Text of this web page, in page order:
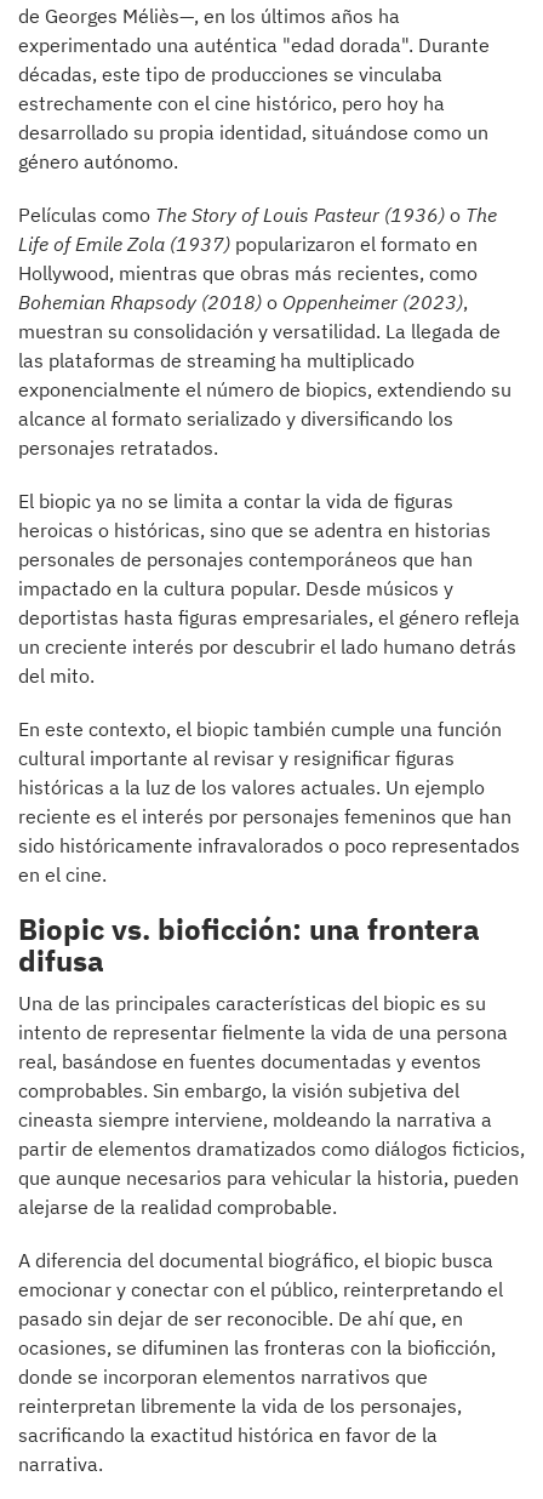
de Georges Méliès—, en los últimos años ha
experimentado una auténtica "edad dorada". Durante
décadas, este tipo de producciones se vinculaba
estrechamente con el cine histórico, pero hoy ha
desarrollado su propia identidad, situándose como un
género autónomo.
Películas como The Story of Louis Pasteur (1936) o The
Life of Emile Zola (1937) popularizaron el formato en
Hollywood, mientras que obras más recientes, como
Bohemian Rhapsody (2018) o Oppenheimer (2023),
muestran su consolidación y versatilidad. La llegada de
las plataformas de streaming ha multiplicado
exponencialmente el número de biopics, extendiendo su
alcance al formato serializado y diversificando los
personajes retratados.
El biopic ya no se limita a contar la vida de figuras
heroicas o históricas, sino que se adentra en historias
personales de personajes contemporáneos que han
impactado en la cultura popular. Desde músicos y
deportistas hasta figuras empresariales, el género refleja
un creciente interés por descubrir el lado humano detrás
del mito.
En este contexto, el biopic también cumple una función
cultural importante al revisar y resignificar figuras
históricas a la luz de los valores actuales. Un ejemplo
reciente es el interés por personajes femeninos que han
sido históricamente infravalorados o poco representados
en el cine.
Biopic vs. bioficción: una frontera
difusa
Una de las principales características del biopic es su
intento de representar fielmente la vida de una persona
real, basándose en fuentes documentadas y eventos
comprobables. Sin embargo, la visión subjetiva del
cineasta siempre interviene, moldeando la narrativa a
partir de elementos dramatizados como diálogos ficticios,
que aunque necesarios para vehicular la historia, pueden
alejarse de la realidad comprobable.
A diferencia del documental biográfico, el biopic busca
emocionar y conectar con el público, reinterpretando el
pasado sin dejar de ser reconocible. De ahí que, en
ocasiones, se difuminen las fronteras con la bioficción,
donde se incorporan elementos narrativos que
reinterpretan libremente la vida de los personajes,
sacrificando la exactitud histórica en favor de la
narrativa.